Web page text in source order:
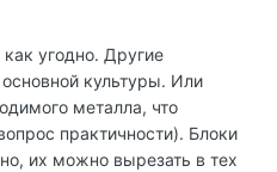
угодно. Другие
культуры. Или
металла, что
практичности). Блоки
их можно вырезать в тех